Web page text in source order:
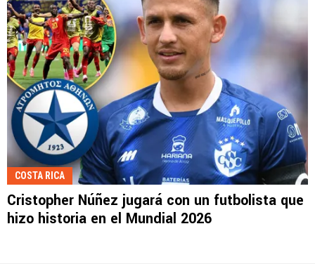
COSTA RICA
Cristopher Núñez jugará con un futbolista que
hizo historia en el Mundial 2026